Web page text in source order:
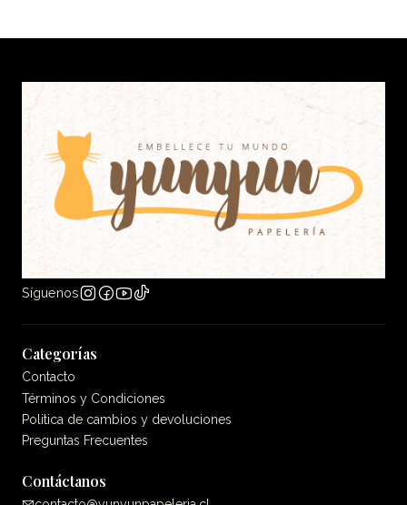
Síguenos
Categorías
Contacto
Términos y Condiciones
Politica de cambios y devoluciones
Preguntas Frecuentes
Contáctanos